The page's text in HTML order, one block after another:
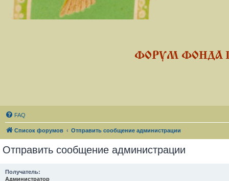
ФОРУМ ФОНДА
FAQ
Список форумов Отправить сообщение администрации
Отправить сообщение администрации
Получатель:
Администратор